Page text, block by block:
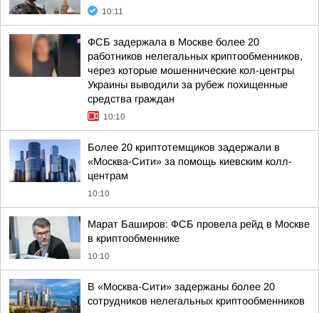
10:11
ФСБ задержала в Москве более 20
работников нелегальных криптообменников,
через которые мошеннические кол-центры
Украины выводили за рубеж похищенные
средства граждан
10:10
Более 20 криптотемщиков задержали в
«Москва-Сити» за помощь киевским колл-
центрам
10:10
Марат Баширов: ФСБ провела рейд в Москве
в криптообменнике
10:10
В «Москва-Сити» задержаны более 20
сотрудников нелегальных криптообменников